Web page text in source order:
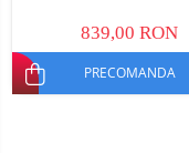
SIM
839,00 RON
PRECOMANDA